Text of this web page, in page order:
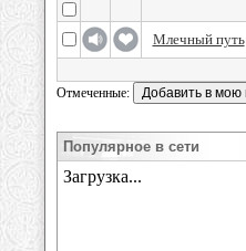
Млечный путь
Отмеченные:
Популярное в сети